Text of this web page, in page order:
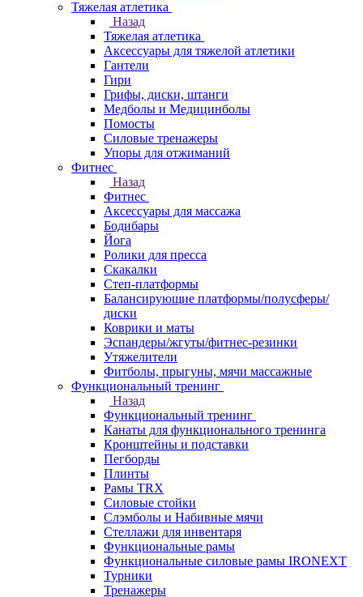
Тяжелая атлетика
Назад
Тяжелая атлетика
Аксессуары для тяжелой атлетики
Гантели
Гири
Грифы, диски, штанги
Медболы и Медицинболы
Помосты
Силовые тренажеры
Упоры для отжиманий
Фитнес
Назад
Фитнес
Аксессуары для массажа
Бодибары
Йога
Ролики для пресса
Скакалки
Степ-платформы
Балансирующие платформы/полусферы/
диски
Коврики и маты
Эспандеры/жгуты/фитнес-резинки
Утяжелители
Фитболы, прыгуны, мячи массажные
Функциональный тренинг
Назад
Функциональный тренинг
Канаты для функционального тренинга
Кронштейны и подставки
Пегборды
Плинты
Рамы TRX
Силовые стойки
Слэмболы и Набивные мячи
Стеллажи для инвентаря
Функциональные рамы
Функциональные силовые рамы IRONEXT
Турники
Тренажеры